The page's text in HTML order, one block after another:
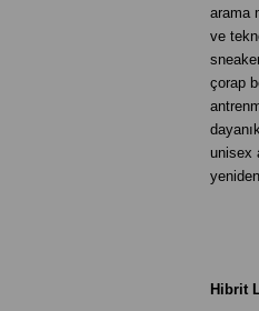
arama
ve
çorap
unisex
Hibrit